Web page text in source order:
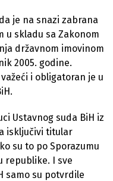
je na snazi zabrana
u skladu sa Zakonom
državnom imovinom
2005. godine.
i obligatoran je u
Ustavnog suda BiH iz
isključivi titular
su to po Sporazumu
republike. I sve
samo su potvrdile